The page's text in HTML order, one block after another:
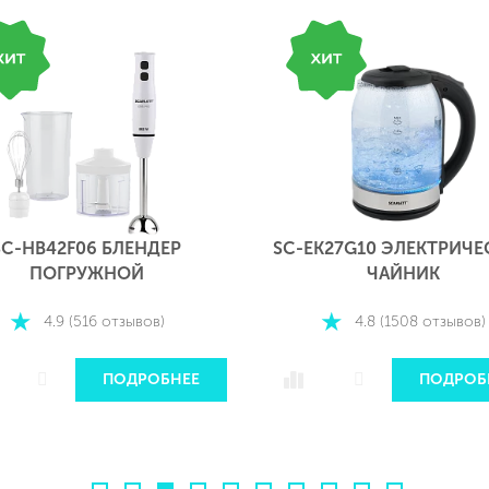
ЭЛЕКТРИЧЕСКИЙ
ЧАЙНИК
4.8 (1508 отзывов)
ПОДРОБНЕЕ
SC-AH986M24
ВОЗДУХА
4.9 (49 отзывов)